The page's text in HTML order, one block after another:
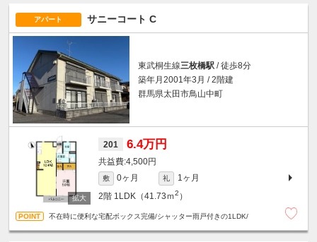
アパート サニーコート C
東武桐生線三枚橋駅 / 徒歩8分
築年月2001年3月 / 2階建
群馬県太田市鳥山中町
201 6.4万円
4,500円
敷 0ヶ月 礼
1ヶ月
2階 1LDK（41.73ｍ2 ）
不在時に便利な宅配ボックス完備/シャッター雨戸付きの1LDK/